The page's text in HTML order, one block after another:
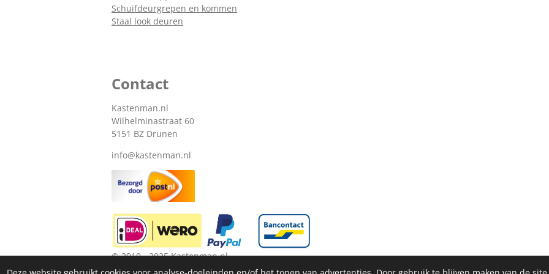
Schuifdeurgrepen en kommen
Staal look deuren
Contact
Kastenman.nl
Wilhelminastraat 60
5151 BZ Drunen
info@kastenman.nl
© 2010 - 2025 Kastenman.nl